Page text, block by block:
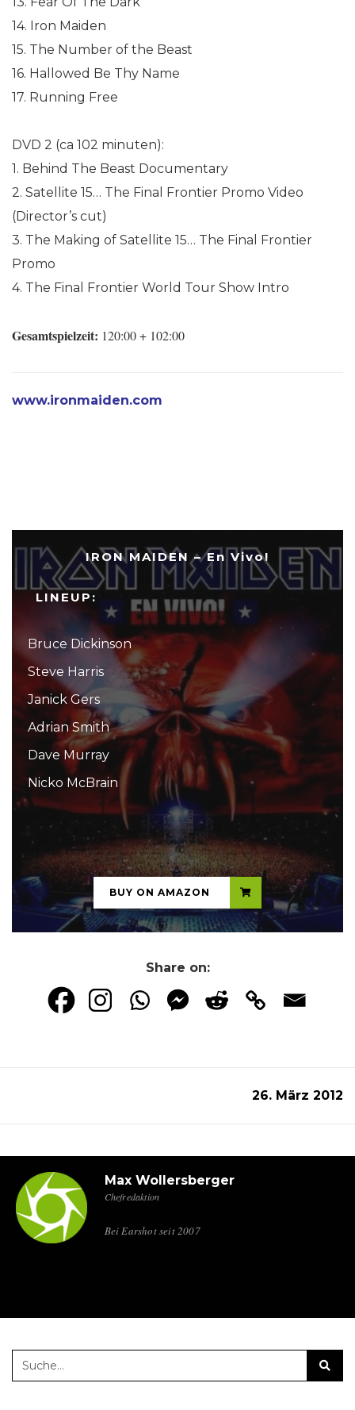
14. Iron Maiden
15. The Number of the Beast
16. Hallowed Be Thy Name
17. Running Free
DVD 2 (ca 102 minuten):
1. Behind The Beast Documentary
2. Satellite 15… The Final Frontier Promo Video
(Director’s cut)
3. The Making of Satellite 15… The Final Frontier
Promo
4. The Final Frontier World Tour Show Intro
Gesamtspielzeit: 120:00 + 102:00
www.ironmaiden.com
IRON MAIDEN – En Vivo!
LINEUP:
Bruce Dickinson
Steve Harris
Janick Gers
Adrian Smith
Dave Murray
Nicko McBrain
...
BUY ON AMAZON
Share on:
26. März 2012
Max Wollersberger
Chefredaktion
Bei Earshot seit 2007